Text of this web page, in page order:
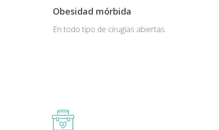
Obesidad mórbida
En todo tipo de cirugías abiertas.